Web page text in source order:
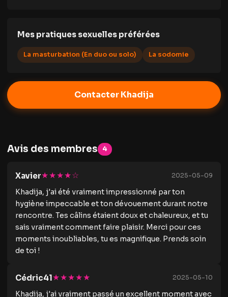
Mes pratiques sexuelles préférées
La masturbation (En duo ou solo) La sodomie
Contacter Khadija
Avis des membres 4
Xavier★★★★☆ 2025-05-09
Khadija, j'ai été vraiment impressionné par ton
hygiène impeccable et ton dévouement durant notre
rencontre. Tes câlins étaient doux et chaleureux, et tu
sais vraiment comment faire plaisir. Merci pour ces
moments inoubliables, tu es magnifique. Prends soin
de toi !
Cédric41★★★★★ 2025-05-10
Khadija, j'ai vraiment passé un excellent moment avec